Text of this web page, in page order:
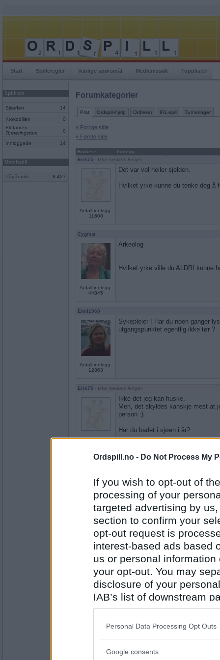
Ordspill.no - Do Not Process My
If you wish to opt-out of
processing of your
targeted advertising by
section to confirm your
opt-out request is
interest-based ads based
us or personal
your opt-out. You may
disclosure of your
IAB’s list of downstream
also be disclosed by us
Downstream Participants
Please note that this
Personal Data Processing Opt Outs
Google consents
Start Spilleregler Vanlige spørsmål Medlemssøk Topplister
Spillrom
Sjiraffen 14
Krokodillen
0
Elefanten
Turneringsrom
0
Innloggede 14
Mobilspill
Pågående 8 427
Forumkategorier
Prat Ordspill-hjelp Ordleker IRL-spill Turneringer
« Forrige side
« Første side
Brukere
Innlegg
Erik75 - Ikke medlem lenger
Antall innlegg:
11608
Det var vel heller sjelden.
Hvilket yrke kunne du tenke deg å
Cygnus
Antall innlegg:
44845
Arkeolog
Hvilket yrke ville du ALDRI kunne
Emil1960
Antall innlegg:
12863
Sykepleier ! Har du noen ganger
utgangspunktet egentlig ikke tør ?
Erik75 - Ikke medlem lenger
Antall innlegg:
Ikke det jeg kan huske.
Men, det skyldes kanskje mest at
person :)
Har du badet i sjøen i år?
Antall innlegg:
2947
Hvor ofte er du skikkelig anpusten?
Antall innlegg:
Stort sett hver eneste dag, men
Er du tålmodig?
Fiskekroken
at det er en positiv egenskap.
Spiller du kun på appen, kun på